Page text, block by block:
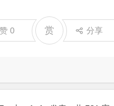
赞0 赏 分享